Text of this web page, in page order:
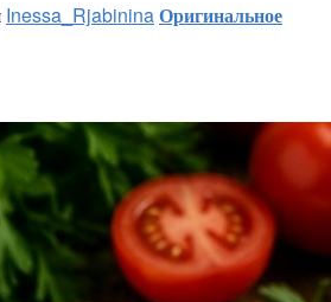
Inessa_RjabininaОригинальное